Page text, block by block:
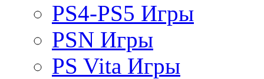
PS4-PS5 Игры
PSN Игры
PS Vita Игры